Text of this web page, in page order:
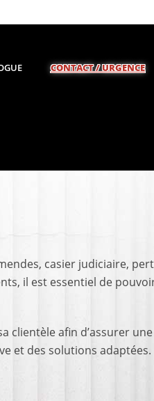
CONTACT / URGENCE
casier judiciaire,
il est essentiel de
clientèle afin d’assurer
et des solutions adaptées.